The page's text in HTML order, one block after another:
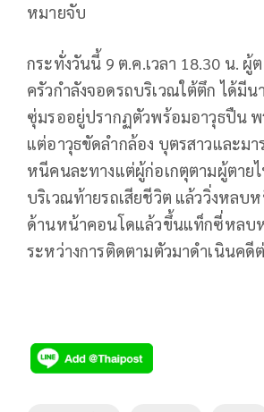
หมายจับ
กระทั่งวันนี้ 9 ต.ค.เวลา 18.30 น. ผู้
ครัวกำลังจอดรถบริเวณใต้ตึก ได้มี
ซุ่มรออยู่ปรากฏตัวพร้อมอาวุธปืน
แต่อาวุธขัดลำกล้อง บุตรสาวและมา
หนีคนละทางแต่ผู้ก่อเกตุตามผู้ตาย
บริเวณท้ายรถเสียชีวิต แล้ววิ่งหลบ
ด้านหน้าคอนโดแล้วขึ้นแท็กซี่หลบ
ระหว่างการติดตามตัวมาดำเนินคดี